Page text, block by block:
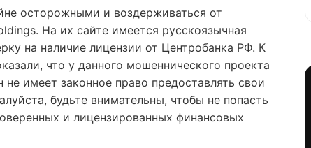
осторожными и воздерживаться от
На их сайте имеется русскоязычная
на наличие лицензии от Центробанка РФ. К
что у данного мошеннического проекта
имеет законное право предоставлять свои
будьте внимательны, чтобы не попасть
и лицензированных финансовых